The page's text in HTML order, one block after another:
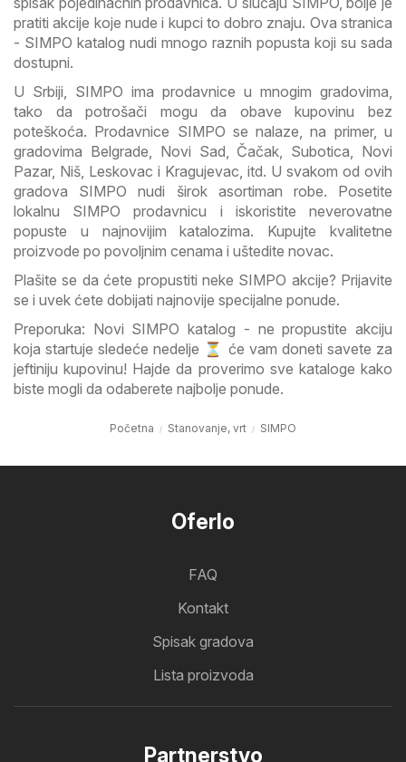
pratiti akcije koje nude i kupci to dobro znaju. Ova stranica
- SIMPO katalog nudi mnogo raznih popusta koji su sada
dostupni.
U Srbiji, SIMPO ima prodavnice u mnogim gradovima,
tako da potrošači mogu da obave kupovinu bez
poteškoća. Prodavnice SIMPO se nalaze, na primer, u
gradovima Belgrade, Novi Sad, Čačak, Subotica, Novi
Pazar, Niš, Leskovac i Kragujevac, itd. U svakom od ovih
gradova SIMPO nudi širok asortiman robe. Posetite
lokalnu SIMPO prodavnicu i iskoristite neverovatne
popuste u najnovijim katalozima. Kupujte kvalitetne
proizvode po povoljnim cenama i uštedite novac.
Plašite se da ćete propustiti neke SIMPO akcije? Prijavite
se i uvek ćete dobijati najnovije specijalne ponude.
Preporuka: Novi SIMPO katalog - ne propustite akciju
koja startuje sledeće nedelje ⏳ će vam doneti savete za
jeftiniju kupovinu! Hajde da proverimo sve kataloge kako
biste mogli da odaberete najbolje ponude.
Početna Stanovanje, vrt SIMPO
Oferlo
FAQ
Kontakt
Spisak gradova
Lista proizvoda
Partnerstvo